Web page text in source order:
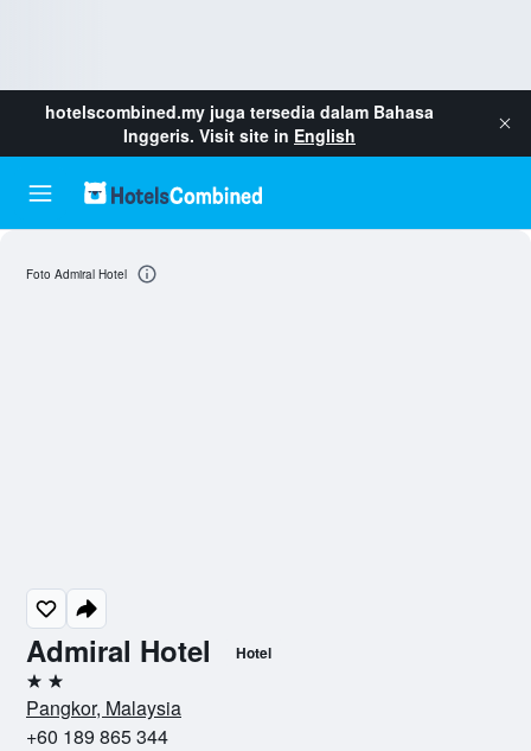
hotelscombined.my juga tersedia dalam Bahasa
Inggeris. Visit site in English
Admiral Hotel Hotel
2 bintang
Pangkor, Malaysia
+60 189 865 344
Foto Admiral Hotel